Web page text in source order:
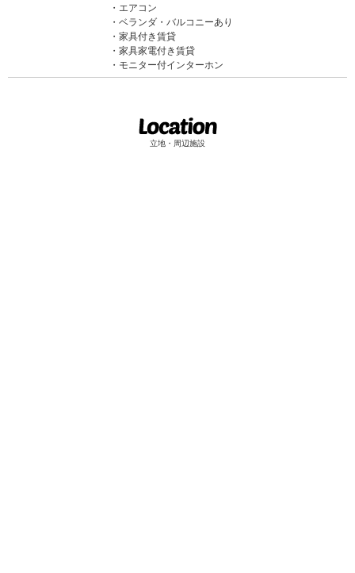
エアコン
ベランダ・バルコニーあり
家具付き賃貸
家具家電付き賃貸
モニター付インターホン
立地・周辺施設